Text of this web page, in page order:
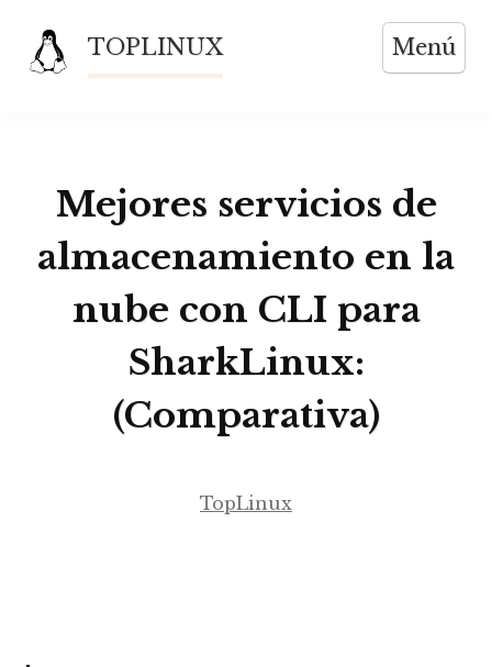
contenido
TOPLINUX Menú
Mejores servicios de
almacenamiento en la
nube con CLI para
SharkLinux:
(Comparativa)
TopLinux